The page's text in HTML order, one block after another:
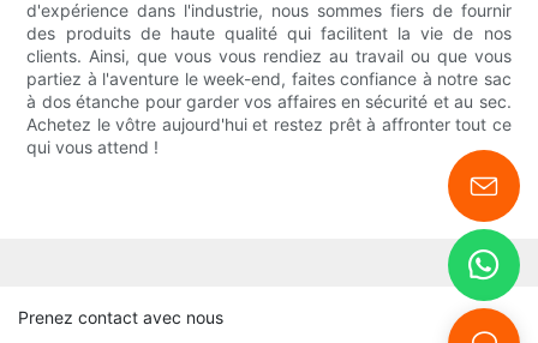
d'expérience dans l'industrie, nous sommes fiers de fournir
des produits de haute qualité qui facilitent la vie de nos
clients. Ainsi, que vous vous rendiez au travail ou que vous
partiez à l'aventure le week-end, faites confiance à notre sac
à dos étanche pour garder vos affaires en sécurité et au sec.
Achetez le vôtre aujourd'hui et restez prêt à affronter tout ce
qui vous attend !
Prenez contact avec nous